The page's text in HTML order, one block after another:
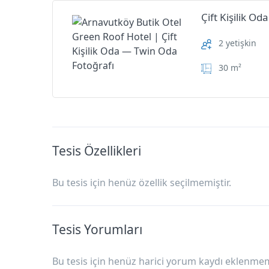
Çift Kişilik
2 yetişkin
30 m²
Tesis Özellikleri
Bu tesis için henüz özellik seçilmemiştir.
Tesis Yorumları
Bu tesis için henüz harici yorum kaydı